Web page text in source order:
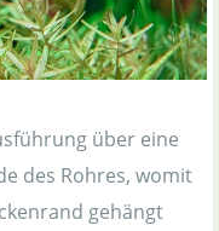
über eine
des Rohres, womit
gehängt